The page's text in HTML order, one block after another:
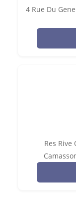
4 Rue Du
Res Rive